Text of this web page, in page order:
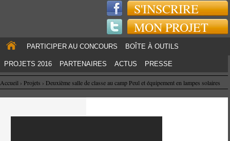
S'INSCRIRE
MON PROJET
PARTICIPER AU CONCOURS BOÎTE À OUTILS
PROJETS 2016 PARTENAIRES ACTUS PRESSE
Accueil › Projets › Deuxième salle de classe au camp Peul et équipement en lampes solaires